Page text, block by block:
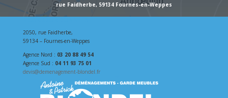
rue Faidherbe, 59134 Fournes-en-Weppes
2050, rue Faidherbe,
59134 – Fournes-en-Weppes
Agence Nord : 03 20 88 49 54
Agence Sud : 04 11 93 75 01
devis@demenagement-blondel.fr